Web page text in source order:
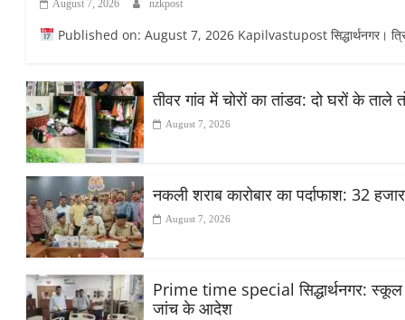
August 7, 2026 nzkpost
Published on: August 7, 2026 Kapilvastupost सिद्धार्थनगर।
तीवर गांव में चोरों का तांडव: दो घरों के
August 7, 2026
नकली शराब कारोबार का पर्दाफाश: 32
August 7, 2026
Prime time special सिद्धार्थनगर: स्कूल
जांच के आदेश